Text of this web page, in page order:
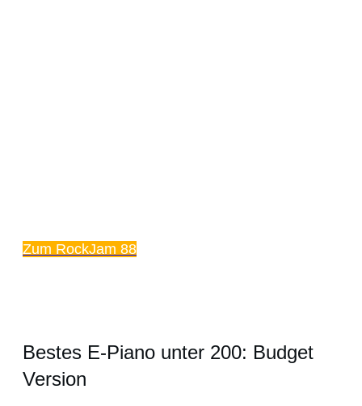
Zum RockJam 88
Bestes E-Piano unter 200: Budget
Version